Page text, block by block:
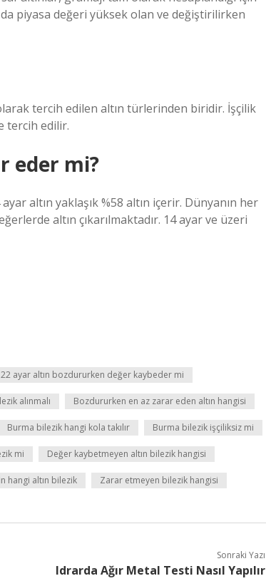
piyasa değeri yüksek olan ve değiştirilirken
tercih edilen altın türlerinden biridir. İşçilik
tercih edilir.
eder mi?
altın yaklaşık %58 altın içerir. Dünyanın her
altın çıkarılmaktadır. 14 ayar ve üzeri
22 ayar altın bozdururken değer kaybeder mi
alınmalı Bozdururken en az zarar eden altın hangisi
Burma bilezik hangi kola takılır Burma bilezik işçiliksiz mi
mi Değer kaybetmeyen altın bilezik hangisi
hangi altın bilezik Zarar etmeyen bilezik hangisi
Sonraki Yazı
Idrarda Ağır Metal Testi Nasıl Yapılır